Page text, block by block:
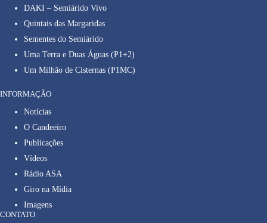
DAKI – Semiárido Vivo
Quintais das Margaridas
Sementes do Semiárido
Uma Terra e Duas Águas (P1+2)
Um Milhão de Cisternas (P1MC)
INFORMAÇÃO
Notícias
O Candeeiro
Publicações
Vídeos
Rádio ASA
Giro na Mídia
Imagens
CONTATO